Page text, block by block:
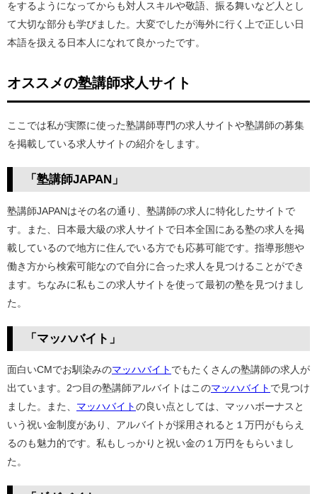
をするようになってからも対人スキルや敬語、振る舞いなど人とし
て大切な部分も学びました。大変でしたが海外に行く上で正しい日
本語を扱える日本人になれて良かったです。
オススメの塾講師求人サイト
ここでは私が実際に使った塾講師専門の求人サイトや塾講師の募集
を掲載している求人サイトの紹介をします。
「塾講師JAPAN」
塾講師JAPANはその名の通り、塾講師の求人に特化したサイトで
す。また、日本最大級の求人サイトで日本全国にある塾の求人を掲
載しているので地方に住んでいる方でも応募可能です。指導形態や
働き方から検索可能なので自分に合った求人を見つけることができ
ます。ちなみに私もこの求人サイトを使って最初の塾を見つけまし
た。
「マッハバイト」
面白いCMでお馴染みのマッハバイト でもたくさんの塾講師の求人が
出ています。2つ目の塾講師アルバイトはこのマッハバイト で見つけ
ました。また、 マッハバイト の良い点としては、 マッハボーナスと
いう祝い金制度があり、アルバイトが採用されると１万円がもらえ
るのも魅力的です。私もしっかりと祝い金の１万円をもらいまし
た。